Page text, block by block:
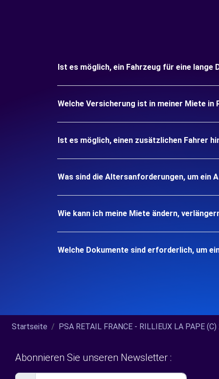
Ist es möglich, ein Fahrzeug für eine lange
Welche Versicherung ist in meiner Miete in
Ist es möglich, einen zusätzlichen Fahrer
Was sind die Altersanforderungen, um ein
Wie kann ich meine Miete ändern,
Welche Dokumente sind erforderlich, um
Startseite PSA RETAIL FRANCE - RILLIEUX LA PAPE
Abonnieren Sie unseren Newsletter :